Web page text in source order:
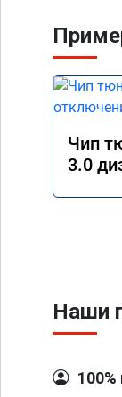
Чип
3.0
Наши